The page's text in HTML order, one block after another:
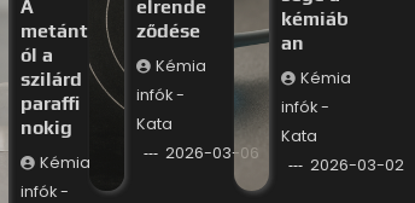
A
metánt
ól a
szilárd
paraffi
nokig
Kémia
infók -
elrende
ződése
Kémia
infók -
Kata
2026-03-06
kémiáb
an
Kémia
infók -
Kata
2026-03-02